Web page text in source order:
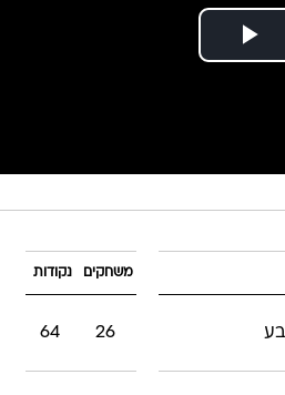
משחקים נקודות
26
64